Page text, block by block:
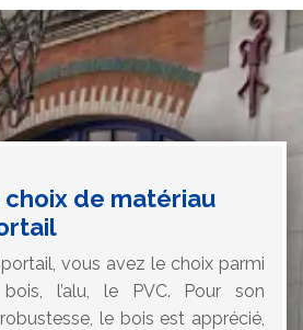
choix de matériau
vous avez le choix parmi
l’alu, le PVC. Pour son
le bois est apprécié,